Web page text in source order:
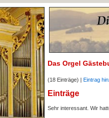
Das Orgel
(18 Einträge) | Eintrag
Einträge
Sehr interessant. Wir